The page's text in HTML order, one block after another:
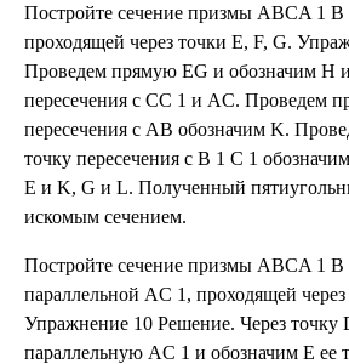
Постройте сечение призмы ABCA 1 B
проходящей через точки E, F, G.
Проведем прямую EG и обозначим H
пересечения с CC 1 и AC. Проведем
пересечения с AB обозначим K.
точку пересечения с B 1 C 1
E и K, G и L. Полученный
искомым сечением.
Постройте сечение призмы ABCA 1 B
параллельной AC 1, проходящей
Упражнение 10 Решение. Через
параллельную AC 1 и обозначим E ее